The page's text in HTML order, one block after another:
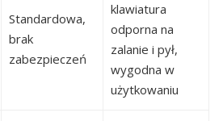
Standardowa,
brak
zabezpieczeń
klawiatura
odporna na
zalanie i pył,
wygodna w
użytkowaniu